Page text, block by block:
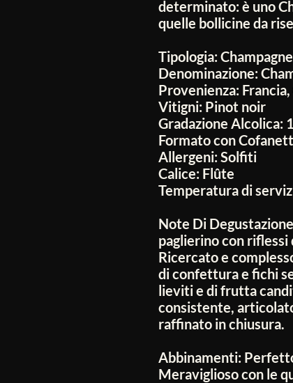
determinato: è uno
quelle bollicine da
Tipologia: Champagne
Denominazione:
Provenienza:
Vitigni: Pinot noir
Gradazione Alcolica:
Formato con
Allergeni: Solfiti
Calice: Flûte
Temperatura di
Note Di
paglierino con
Ricercato e
di confettura e fichi
lieviti e di frutta
consistente,
raffinato in chiusura.
Abbinamenti:
Meraviglioso con le